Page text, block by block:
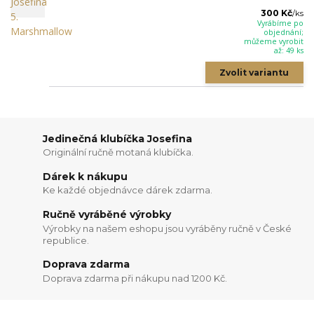
300 Kč/ks
Vyrábíme po
objednání;
můžeme vyrobit
až: 49 ks
Zvolit variantu
Jedinečná klubíčka Josefina
Originální ručně motaná klubíčka.
Dárek k nákupu
Ke každé objednávce dárek zdarma.
Ručně vyráběné výrobky
Výrobky na našem eshopu jsou vyráběny ručně v České
republice.
Doprava zdarma
Doprava zdarma při nákupu nad 1200 Kč.